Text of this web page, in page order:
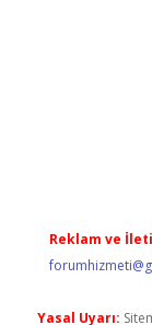
Reklam ve
Yasal Uyarı: